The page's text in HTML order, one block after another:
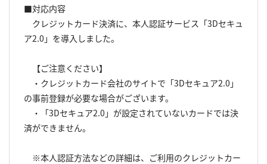
■対応内容
クレジットカード決済に、本人認証サービス「3Dセキュ
ア2.0」を導入しました。
【ご注意ください】
・クレジットカード会社のサイトで「3Dセキュア2.0」
の事前登録が必要な場合がございます。
・「3Dセキュア2.0」が設定されていないカードでは決
済ができません。
※本人認証方法などの詳細は、ご利用のクレジットカー